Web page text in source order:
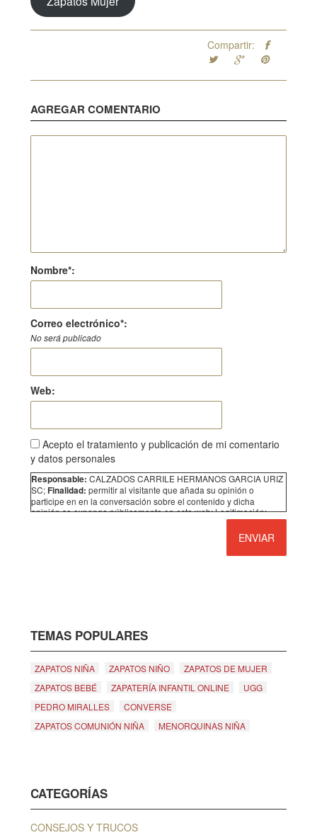
Compartir:
AGREGAR COMENTARIO
Nombre*:
Correo electrónico*:
No será publicado
Web:
Acepto el tratamiento y publicación de mi comentario
y datos personales
Responsable: CALZADOS CARRILE HERMANOS GARCIA URIZ
SC;Finalidad: permitir al visitante que añada su opinión o
participe en en la conversación sobre el contenido y dicha
opinión se exponga públicamente en esta web; Legitimación:
No se comunicarán los datos a
Acceder, rectificar y suprimir los datos, así
como otros derechos, como se explica en la información
adicional. Puede consultar la información adicional y detallada
TEMAS POPULARES
ZAPATOS NIÑA ZAPATOS NIÑO
ZAPATOS DE MUJER
ZAPATOS BEBÉ
ZAPATERÍA INFANTIL ONLINE
UGG
PEDRO MIRALLES
CONVERSE
ZAPATOS COMUNIÓN NIÑA
MENORQUINAS NIÑA
CATEGORÍAS
CONSEJOS Y TRUCOS